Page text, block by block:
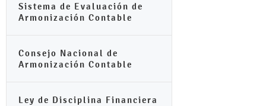
Sistema de Evaluación de
Armonización Contable
Consejo Nacional de
Armonización Contable
Ley de Disciplina Financiera